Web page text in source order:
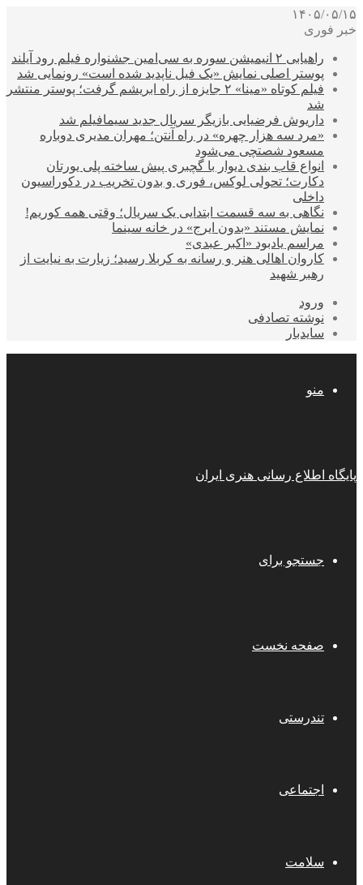
۱۴۰۵/۰۵/۱۵
خبر فوری
راهیابی ۲ انیمیشن سوره به سی‌امین جشنواره فیلم رود آیلند
پوستر اصلی نمایش «یک فیل ناپدید شده است» رونمایی شد
فیلم کوتاه «مینا» ۲ جایزه از راه ابریشم گرفت؛ پوستر منتشر
شد
داریوش فرضیایی بازیگر سریال جدید سیمافیلم شد
«مرد سه هزار چهره» در راه آنتن؛ مهران مدیری دوباره
مسعود شصتچی می‌شود
انواع قاب بندی دیوار با گچبری پیش ساخته پلی یورتان
دکارت؛ تحولی لوکس، فوری و بدون تخریب در دکوراسیون
داخلی
نگاهی به سه قسمت ابتدایی یک سریال؛ وقتی همه کوریم!
نمایش مستند «بدون ایرج» در خانه سینما
مراسم یادبود «اکبر عبدی»
کاروان اهالی هنر و رسانه به کربلا رسید؛ زیارت به نیایت از
رهبر شهید
ورود
نوشته تصادفی
سایدبار
منو
پایگاه اطلاع رسانی هنری ایران
جستجو برای
صفحه نخست
تندرستی
اجتماعی
سلامت